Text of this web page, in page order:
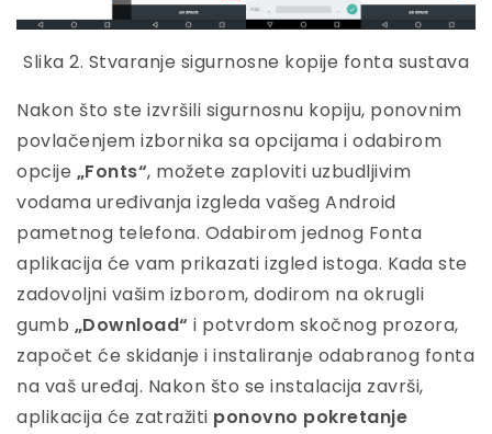
Slika 2. Stvaranje sigurnosne kopije fonta sustava
Nakon što ste izvršili sigurnosnu kopiju, ponovnim
povlačenjem izbornika sa opcijama i odabirom
opcije „Fonts“, možete zaploviti uzbudljivim
vodama uređivanja izgleda vašeg Android
pametnog telefona. Odabirom jednog Fonta
aplikacija će vam prikazati izgled istoga. Kada ste
zadovoljni vašim izborom, dodirom na okrugli
gumb „Download“ i potvrdom skočnog prozora,
započet će skidanje i instaliranje odabranog fonta
na vaš uređaj. Nakon što se instalacija završi,
aplikacija će zatražiti ponovno pokretanje